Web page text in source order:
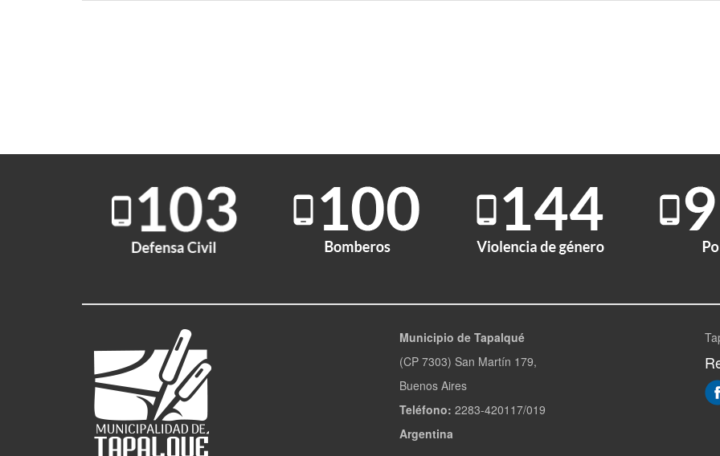
Municipio de Tapalqué
(CP 7303) San Martín 179,
Buenos Aires
Teléfono: 2283-420117/019
Argentina